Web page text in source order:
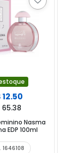
12.50
65.38
Nasma
EDP 100ml
1646108